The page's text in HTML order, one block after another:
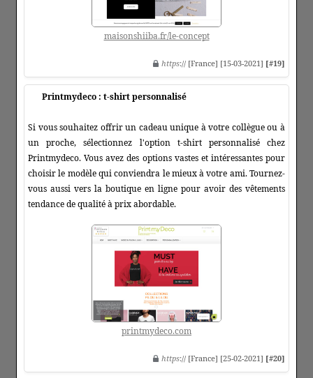
maisonshiiba.fr/le-concept
https:// [France] [15-03-2021] [#19]
Printmydeco : t-shirt personnalisé
Si vous souhaitez offrir un cadeau unique à votre collègue ou à
un proche, sélectionnez l'option t-shirt personnalisé chez
Printmydeco. Vous avez des options vastes et intéressantes pour
choisir le modèle qui conviendra le mieux à votre ami. Tournez-
vous aussi vers la boutique en ligne pour avoir des vêtements
tendance de qualité à prix abordable.
printmydeco.com
https:// [France] [25-02-2021] [#20]